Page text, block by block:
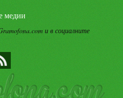
медии
и в социалните